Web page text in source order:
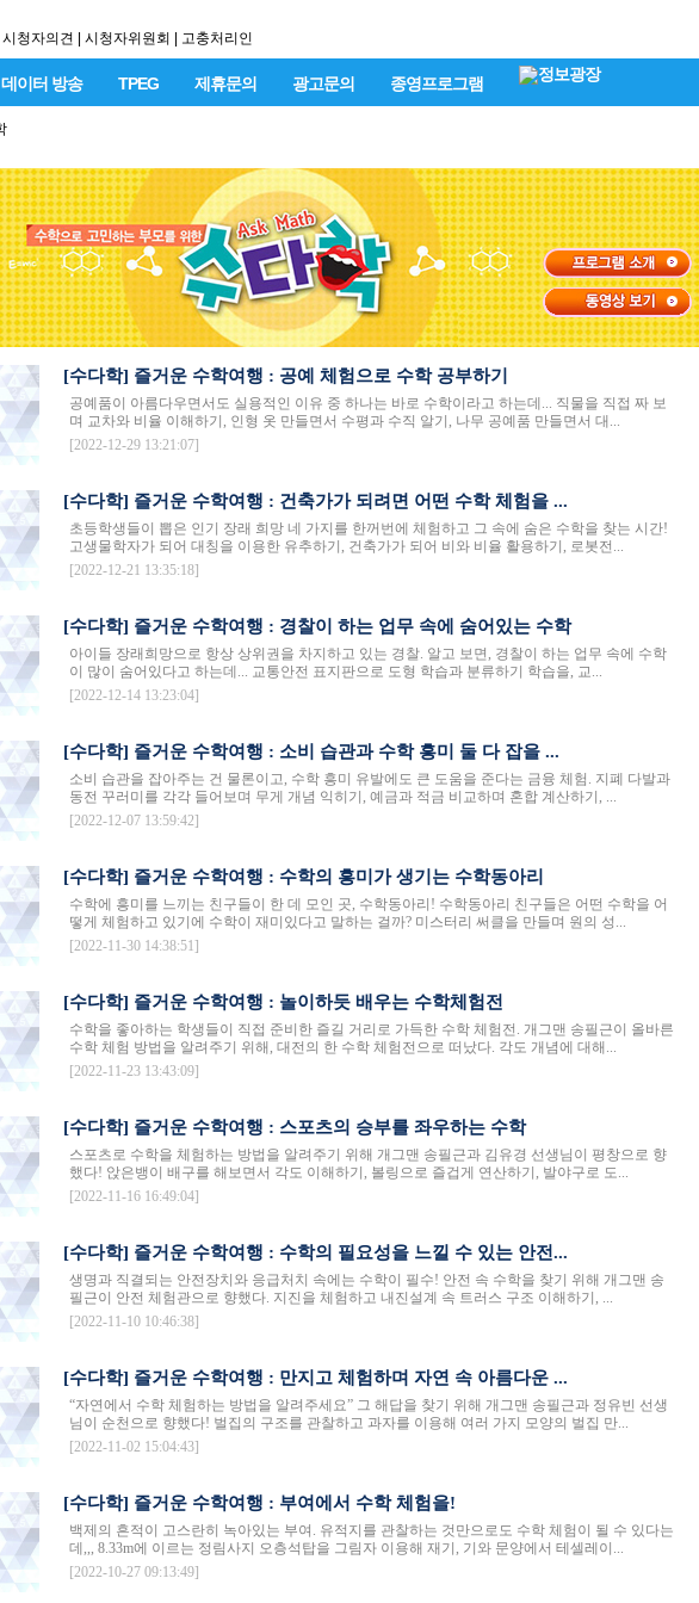
시청자의견 시청자위원회 고충처리인
데이터 방송 TPEG 제휴문의 광고문의 종영프로그램
[수다학] 즐거운 수학여행 : 공예 체험으로 수학 공부하기
공예품이 아름다우면서도 실용적인 이유 중 하나는 바로 수학이라고 하는데... 직물을 직접 짜 보
며 교차와 비율 이해하기, 인형 옷 만들면서 수평과 수직 알기, 나무 공예품 만들면서 대...
[2022-12-29 13:21:07]
[수다학] 즐거운 수학여행 : 건축가가 되려면 어떤 수학 체험을 ...
초등학생들이 뽑은 인기 장래 희망 네 가지를 한꺼번에 체험하고 그 속에 숨은 수학을 찾는 시간!
고생물학자가 되어 대칭을 이용한 유추하기, 건축가가 되어 비와 비율 활용하기, 로봇전...
[2022-12-21 13:35:18]
[수다학] 즐거운 수학여행 : 경찰이 하는 업무 속에 숨어있는 수학
아이들 장래희망으로 항상 상위권을 차지하고 있는 경찰. 알고 보면, 경찰이 하는 업무 속에 수학
이 많이 숨어있다고 하는데... 교통안전 표지판으로 도형 학습과 분류하기 학습을, 교...
[2022-12-14 13:23:04]
[수다학] 즐거운 수학여행 : 소비 습관과 수학 흥미 둘 다 잡을 ...
소비 습관을 잡아주는 건 물론이고, 수학 흥미 유발에도 큰 도움을 준다는 금융 체험. 지폐 다발과
동전 꾸러미를 각각 들어보며 무게 개념 익히기, 예금과 적금 비교하며 혼합 계산하기, ...
[2022-12-07 13:59:42]
[수다학] 즐거운 수학여행 : 수학의 흥미가 생기는 수학동아리
수학에 흥미를 느끼는 친구들이 한 데 모인 곳, 수학동아리! 수학동아리 친구들은 어떤 수학을 어
떻게 체험하고 있기에 수학이 재미있다고 말하는 걸까? 미스터리 써클을 만들며 원의 성...
[2022-11-30 14:38:51]
[수다학] 즐거운 수학여행 : 놀이하듯 배우는 수학체험전
수학을 좋아하는 학생들이 직접 준비한 즐길 거리로 가득한 수학 체험전. 개그맨 송필근이 올바른
수학 체험 방법을 알려주기 위해, 대전의 한 수학 체험전으로 떠났다. 각도 개념에 대해...
[2022-11-23 13:43:09]
[수다학] 즐거운 수학여행 : 스포츠의 승부를 좌우하는 수학
스포츠로 수학을 체험하는 방법을 알려주기 위해 개그맨 송필근과 김유경 선생님이 평창으로 향
했다! 앉은뱅이 배구를 해보면서 각도 이해하기, 볼링으로 즐겁게 연산하기, 발야구로 도...
[2022-11-16 16:49:04]
[수다학] 즐거운 수학여행 : 수학의 필요성을 느낄 수 있는 안전...
생명과 직결되는 안전장치와 응급처치 속에는 수학이 필수! 안전 속 수학을 찾기 위해 개그맨 송
필근이 안전 체험관으로 향했다. 지진을 체험하고 내진설계 속 트러스 구조 이해하기, ...
[2022-11-10 10:46:38]
[수다학] 즐거운 수학여행 : 만지고 체험하며 자연 속 아름다운 ...
“자연에서 수학 체험하는 방법을 알려주세요” 그 해답을 찾기 위해 개그맨 송필근과 정유빈 선생
님이 순천으로 향했다! 벌집의 구조를 관찰하고 과자를 이용해 여러 가지 모양의 벌집 만...
[2022-11-02 15:04:43]
[수다학] 즐거운 수학여행 : 부여에서 수학 체험을!
백제의 흔적이 고스란히 녹아있는 부여. 유적지를 관찰하는 것만으로도 수학 체험이 될 수 있다는
데,,, 8.33m에 이르는 정림사지 오층석탑을 그림자 이용해 재기, 기와 문양에서 테셀레이...
[2022-10-27 09:13:49]